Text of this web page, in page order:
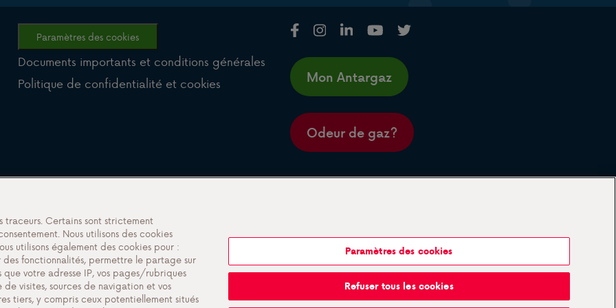
Paramètres des cookies
Documents importants et conditions générales
Politique de confidentialité et cookies
Mon Antargaz
Odeur de gaz?
traceurs. Certains sont strictement
Nous utilisons des cookies
utilisons également des cookies pour :
fonctionnalités, permettre le partage sur
votre adresse IP, vos pages/rubriques
visites, sources de navigation et vos
tiers, y compris ceux potentiellement situés
Paramètres des cookies
Refuser tous les cookies